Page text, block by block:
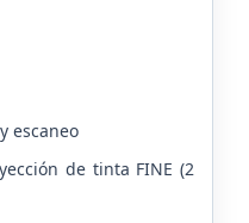
escaneo
de tinta FINE (2